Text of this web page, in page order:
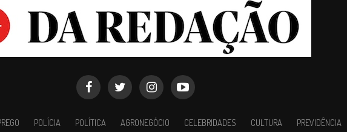
POLÍCIA POLÍTICA AGRONEGÓCIO CELEBRIDADES CULTURA PREVIDÊNCIA